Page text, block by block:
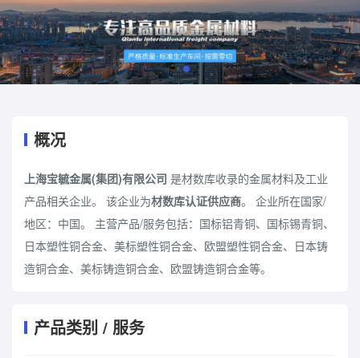
概况
上海宝毓金属(集团)有限公司 是材数库收录的金属材料及工业
产品相关企业。 该企业为材数库认证供应商。 企业所在国家/
地区： 中国。 主营产品/服务包括：国标铝青铜、国标锡青铜、
日本塑性铜合金、美标塑性铜合金、欧盟塑性铜合金、日本铸
造铜合金、美标铸造铜合金、欧盟铸造铜合金等。
产品类别 / 服务